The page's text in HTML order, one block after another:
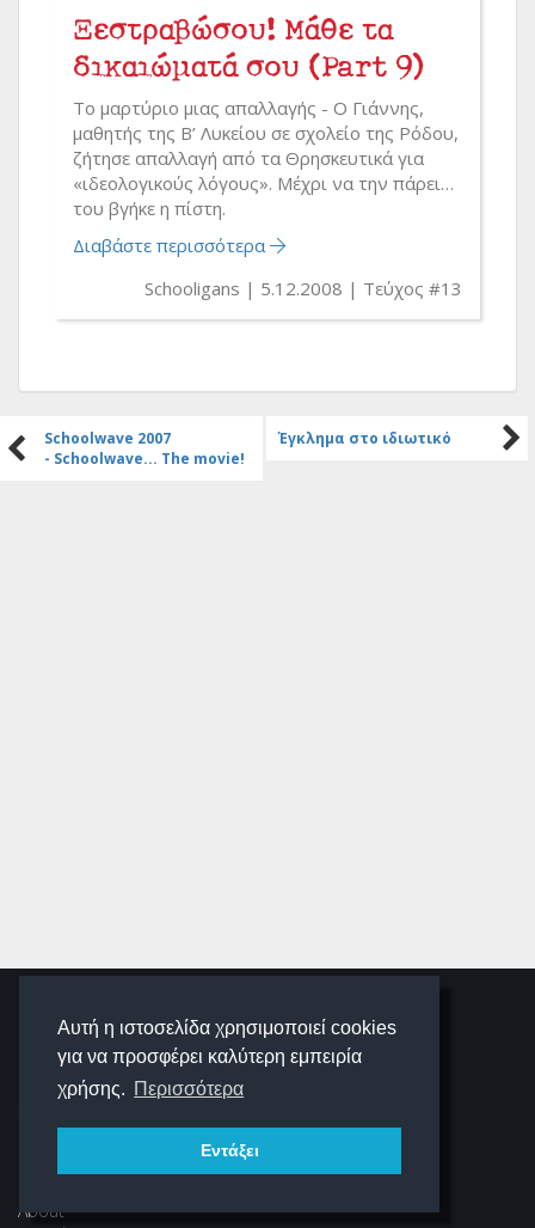
Αυτή η ιστοσελίδα χρησιμοποιεί cookies
για να προσφέρει καλύτερη εμπειρία
χρήσης. Περισσότερα
Εντάξει
Ξεστραβώσου! Μάθε τα
δικαιώματά σου (Part 9)
Το μαρτύριο μιας απαλλαγής - Ο Γιάννης,
μαθητής της Β’ Λυκείου σε σχολείο της Ρόδου,
ζήτησε απαλλαγή από τα Θρησκευτικά για
«ιδεολογικούς λόγους». Μέχρι να την πάρει…
του βγήκε η πίστη.
Διαβάστε περισσότερα
Schooligans
5.12.2008 Τεύχος #13
Schoolwave 2007
- Schoolwave... The movie!
Έγκλημα στο ιδιωτικό
SCHOOLIGANS
SCHOOLWAVE
ΠΛΟΉΓΗΣΗ
About